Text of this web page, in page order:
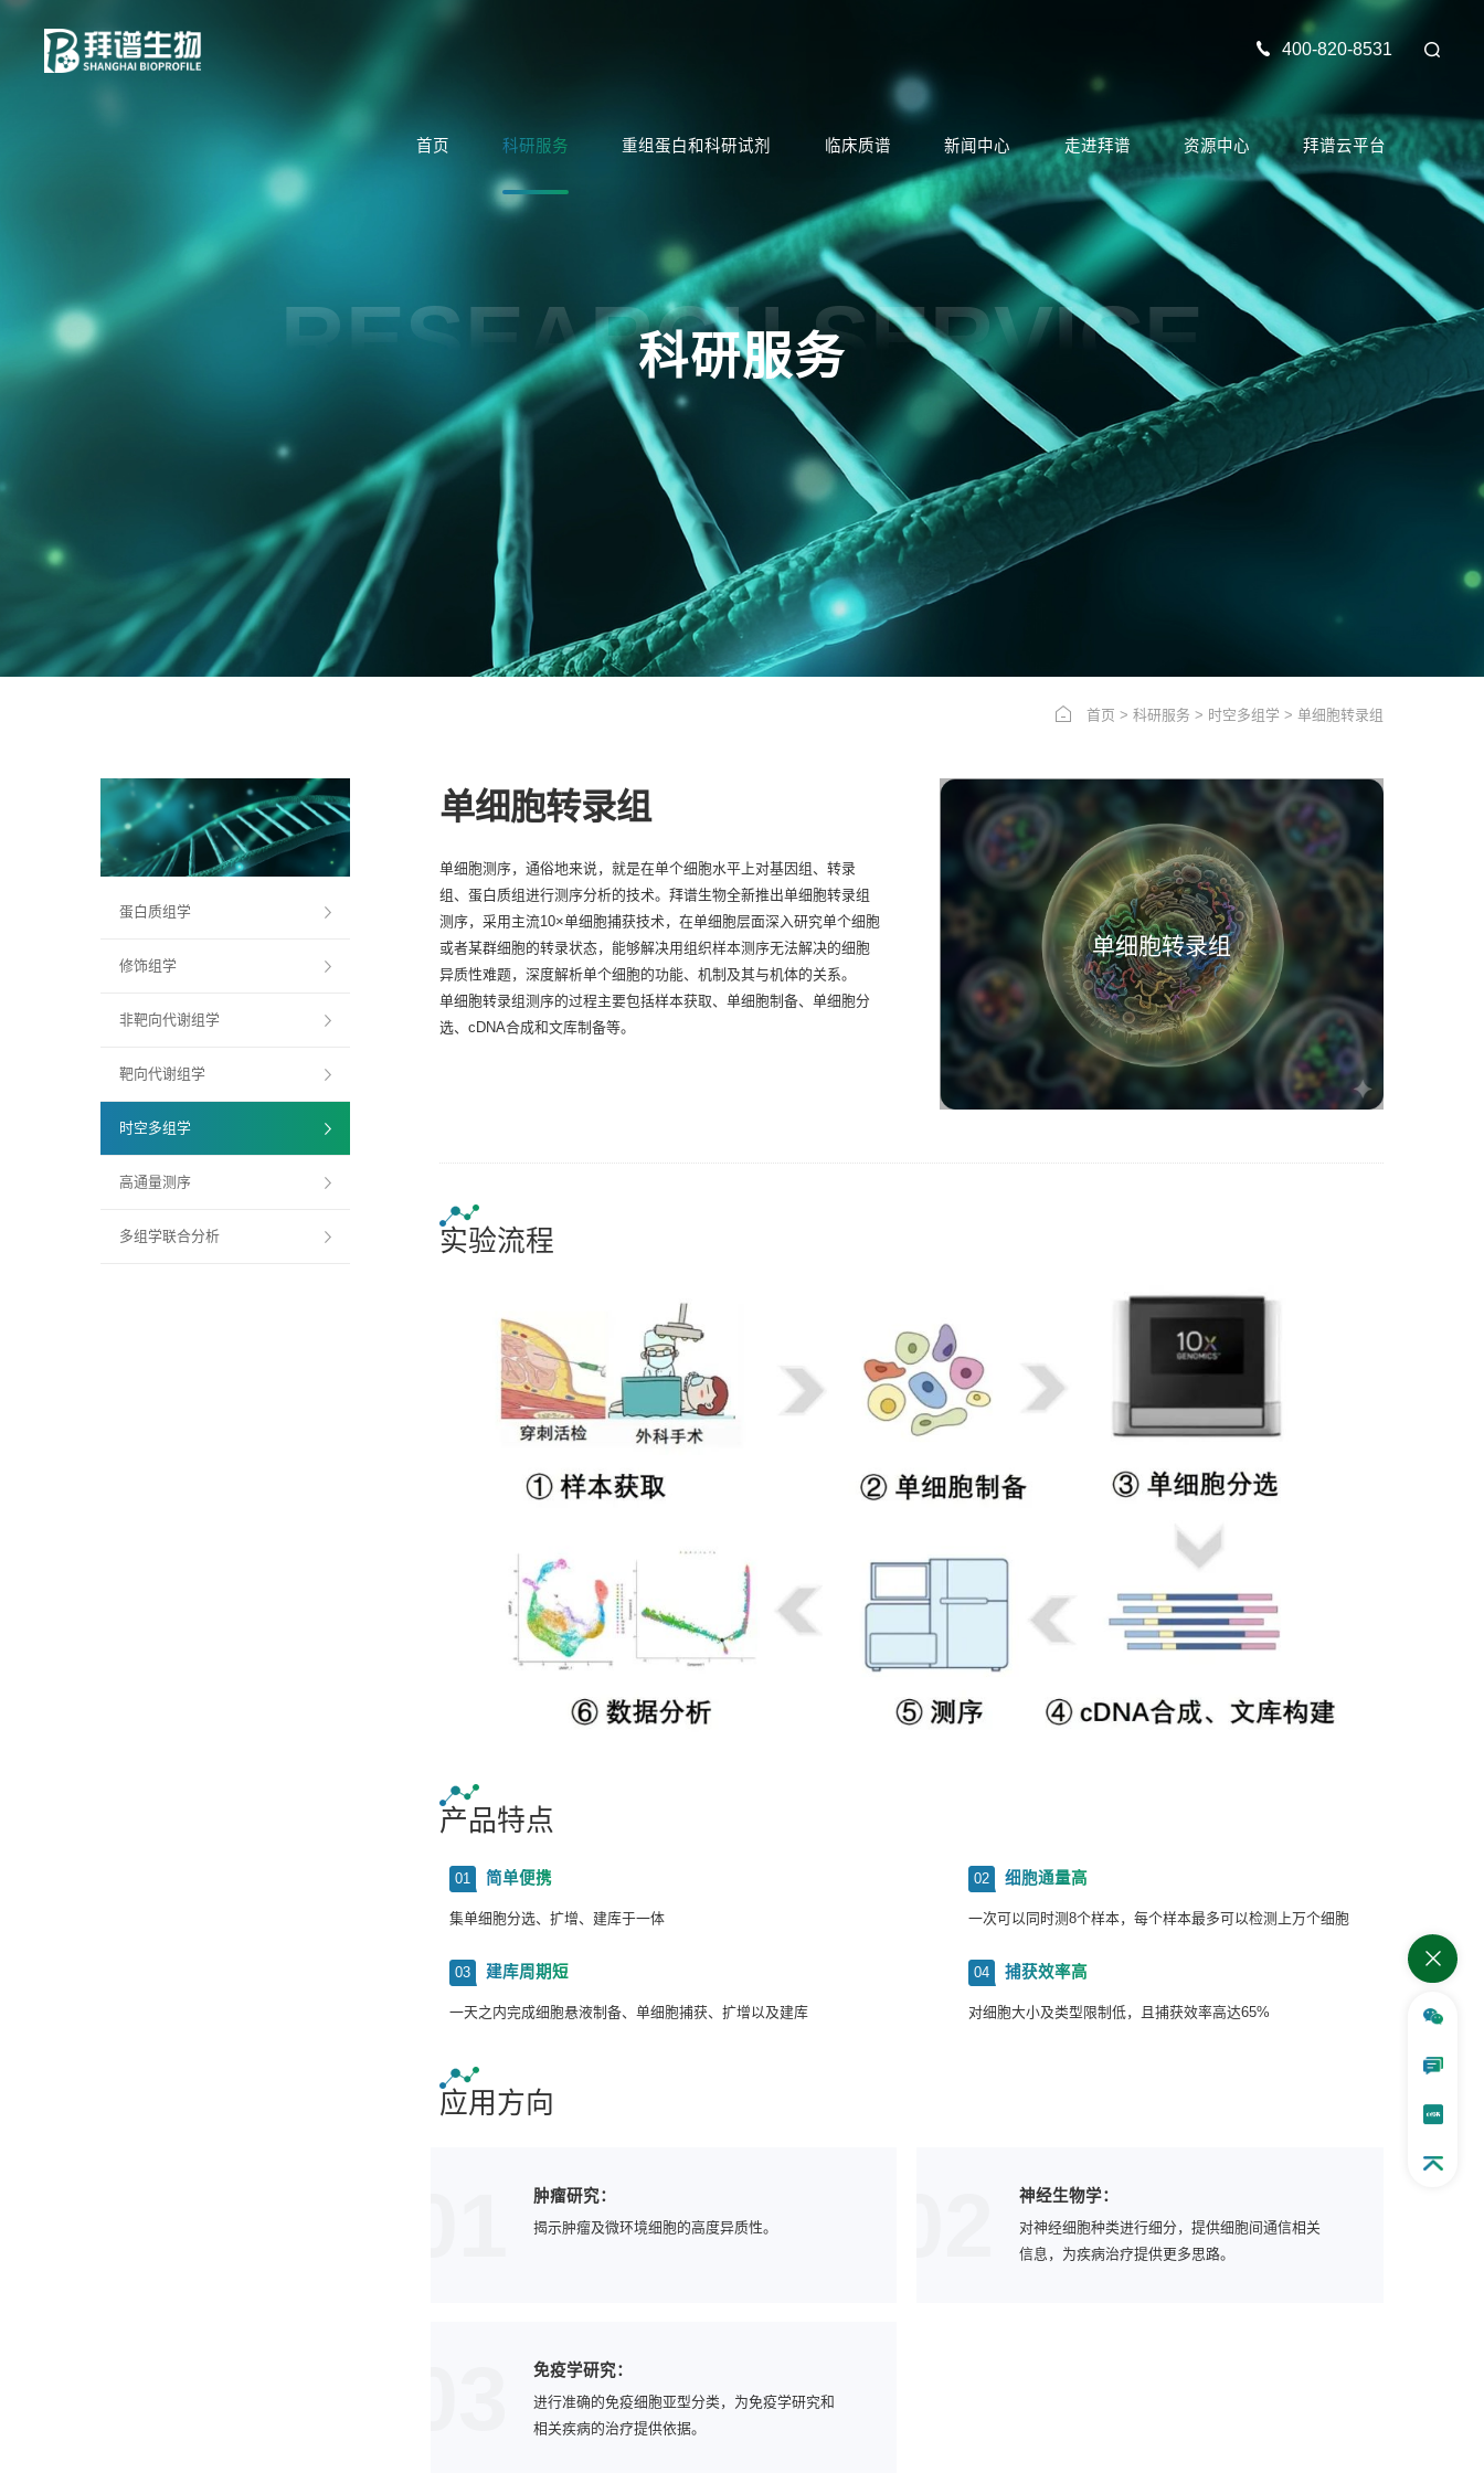
400-820-8531
首页 科研服务 重组蛋白和科研试剂 临床质谱 新闻中心 走进拜谱 资源中心 拜谱云平台
RESEARCH SERVICE
科研服务
首页 > 科研服务 > 时空多组学 > 单细胞转录组
蛋白质组学
修饰组学
非靶向代谢组学
靶向代谢组学
时空多组学
高通量测序
多组学联合分析
单细胞转录组
单细胞测序，通俗地来说，就是在单个细胞水平上对基因组、转录
组、蛋白质组进行测序分析的技术。拜谱生物全新推出单细胞转录组
测序，采用主流10×单细胞捕获技术，在单细胞层面深入研究单个细胞
或者某群细胞的转录状态，能够解决用组织样本测序无法解决的细胞
异质性难题，深度解析单个细胞的功能、机制及其与机体的关系。
单细胞转录组测序的过程主要包括样本获取、单细胞制备、单细胞分
选、cDNA合成和文库制备等。
单细胞转录组
实验流程
产品特点
01 简单便携
集单细胞分选、扩增、建库于一体
02 细胞通量高
一次可以同时测8个样本，每个样本最多可以检测上万个细胞
03 建库周期短
一天之内完成细胞悬液制备、单细胞捕获、扩增以及建库
04 捕获效率高
对细胞大小及类型限制低，且捕获效率高达65%
应用方向
肿瘤研究：
揭示肿瘤及微环境细胞的高度异质性。
神经生物学：
对神经细胞种类进行细分，提供细胞间通信相关
信息，为疾病治疗提供更多思路。
免疫学研究：
进行准确的免疫细胞亚型分类，为免疫学研究和
相关疾病的治疗提供依据。